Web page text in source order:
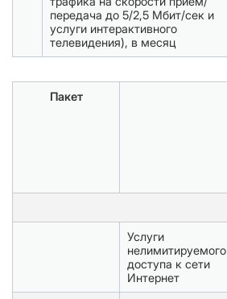
передача до 5/2,5 Мбит/сек и
услуги интерактивного
телевидения), в месяц
Пакет
Услуги
нелимитируемого
доступа к сети
Интернет